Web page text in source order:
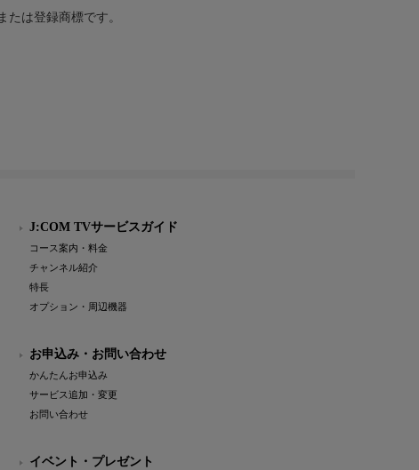
は登録商標です。
J:COM TVサービスガイド
コース案内・料金
チャンネル紹介
特長
オプション・周辺機器
お申込み・お問い合わせ
かんたんお申込み
サービス追加・変更
お問い合わせ
イベント・プレゼント